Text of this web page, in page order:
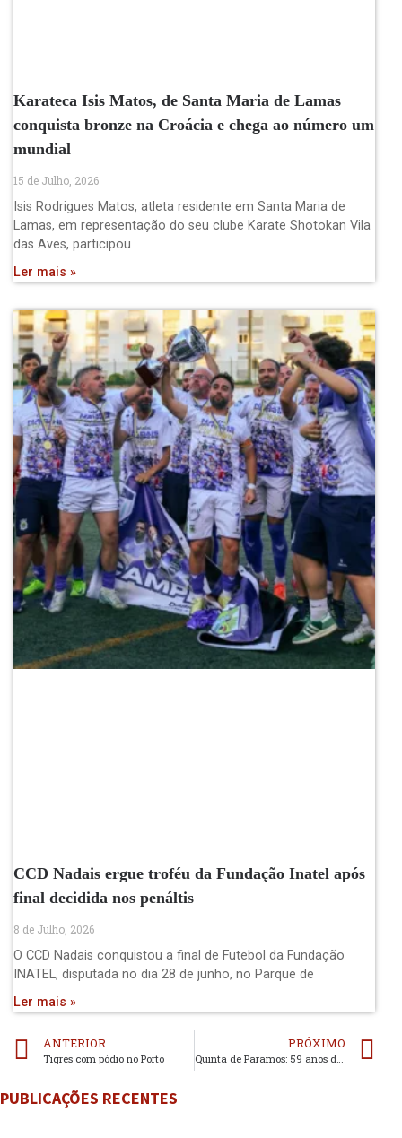
Karateca Isis Matos, de Santa Maria de Lamas
conquista bronze na Croácia e chega ao número um
mundial
15 de Julho, 2026
Isis Rodrigues Matos, atleta residente em Santa Maria de
Lamas, em representação do seu clube Karate Shotokan Vila
das Aves, participou
Ler mais »
CCD Nadais ergue troféu da Fundação Inatel após
final decidida nos penáltis
8 de Julho, 2026
O CCD Nadais conquistou a final de Futebol da Fundação
INATEL, disputada no dia 28 de junho, no Parque de
Ler mais »
ANTERIOR
Tigres com pódio no Porto
PRÓXIMO
Quinta de Paramos: 59 anos de um clube diferente
PUBLICAÇÕES RECENTES